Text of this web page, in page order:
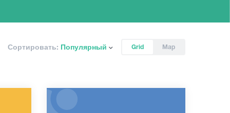
Grid Map
Сортировать: Популярный